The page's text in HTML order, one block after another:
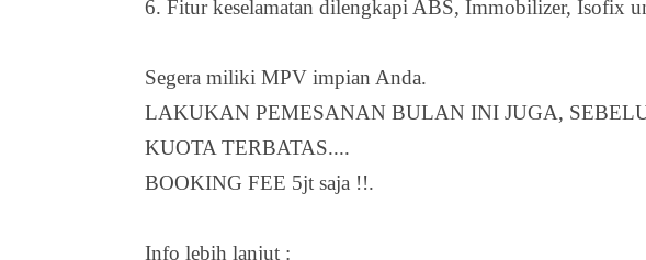
6. Fitur keselamatan dilengkapi ABS, Immobilizer, Isofix
Segera miliki MPV impian Anda.
LAKUKAN PEMESANAN BULAN INI JUGA,
KUOTA TERBATAS....
BOOKING FEE 5jt saja !!.
Info lebih lanjut :